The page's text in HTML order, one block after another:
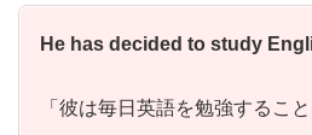
He has decided to study
「彼は毎日英語を勉強すること